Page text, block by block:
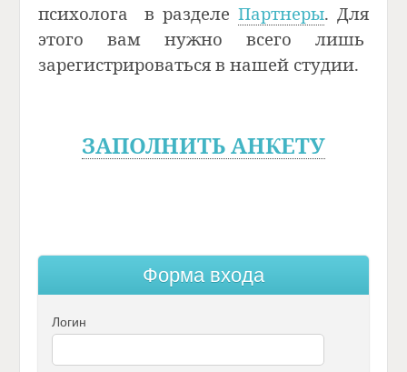
психолога
в разделе Партнеры. Для
этого вам нужно всего лишь
зарегистрироваться в нашей студии.
ЗАПОЛНИТЬ АНКЕТУ
Форма входа
Логин